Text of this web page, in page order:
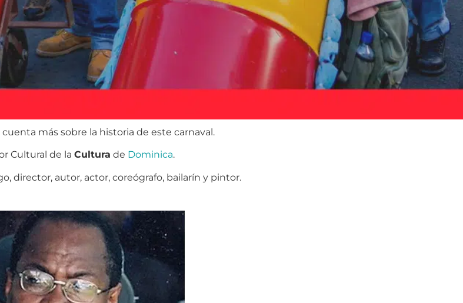
más sobre la historia de este carnaval.
Cultural de la Cultura de Dominica.
director, autor, actor, coreógrafo, bailarín y pintor.